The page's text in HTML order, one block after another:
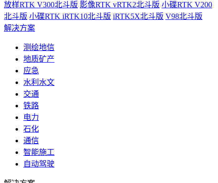
放样RTK V300北斗版 影像RTK vRTK2北斗版 小碟RTK V200
北斗版 小碟RTK iRTK10北斗版 iRTK5X北斗版 V98北斗版
解决方案
测绘地信
地质矿产
应急
水利水文
交通
铁路
电力
石化
通信
智能施工
自动驾驶